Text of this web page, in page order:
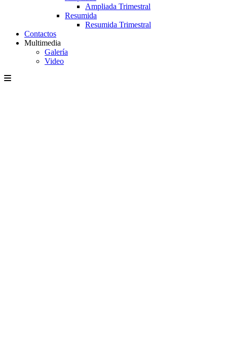
Ampliada Trimestral
Resumida
Resumida Trimestral
Contactos
Multimedia
Galería
Video